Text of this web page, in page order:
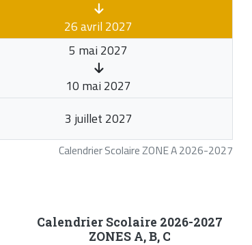
Calendrier Scolaire ZONE A 2026-2027
26 avril 2027
5 mai 2027
10 mai 2027
3 juillet 2027
Calendrier Scolaire 2026-2027
ZONES A, B, C